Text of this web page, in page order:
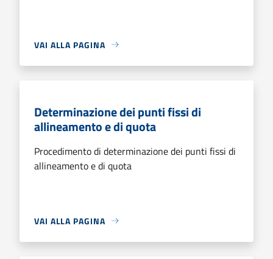
VAI ALLA PAGINA
Determinazione dei punti fissi di
allineamento e di quota
Procedimento di determinazione dei punti fissi di
allineamento e di quota
VAI ALLA PAGINA